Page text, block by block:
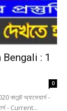
Bengali : 1
0
অ্যাফেয়ার্স -
- Current...